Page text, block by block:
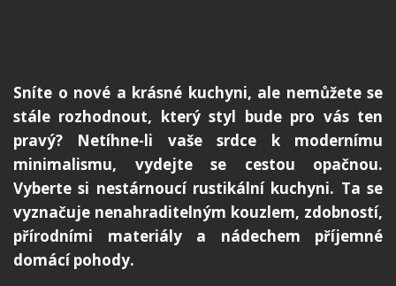
Sníte o nové a krásné kuchyni, ale nemůžete se
stále rozhodnout, který styl bude pro vás ten
pravý? Netíhne-li vaše srdce k modernímu
minimalismu, vydejte se cestou opačnou.
Vyberte si nestárnoucí rustikální kuchyni. Ta se
vyznačuje nenahraditelným kouzlem, zdobností,
přírodními materiály a nádechem příjemné
domácí pohody.